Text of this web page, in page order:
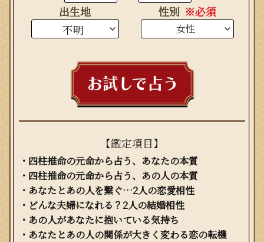
出生地
性別 ※必須
【鑑定項目】
・四柱推命の元命から占う、あなたの本質
・四柱推命の元命から占う、あの人の本質
・あなたとあの人を繋ぐ…2人の恋愛相性
・どんな夫婦になれる？2人の結婚相性
・あの人があなたに抱いている気持ち
・あなたとあの人の関係が大きく変わる恋の転機